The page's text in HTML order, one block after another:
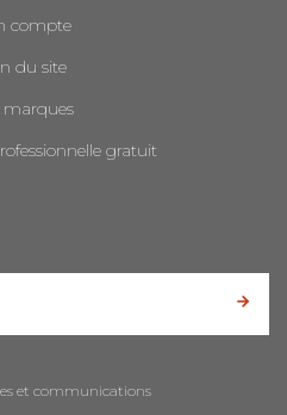
compte
du site
marques
gratuit
et communications